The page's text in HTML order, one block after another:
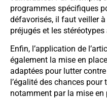
programmes spécifiques
défavorisés, il faut veiller
préjugés et les stéréotypes
Enfin, l’application de
également la mise en
adaptées pour lutter
l’égalité des chances
notamment par la mise en